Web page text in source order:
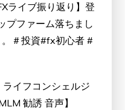
ライブ振り返り】登
プファーム落ちまし
＃投資#fx初心者 #
ライフコンシェルジ
勧誘 音声】